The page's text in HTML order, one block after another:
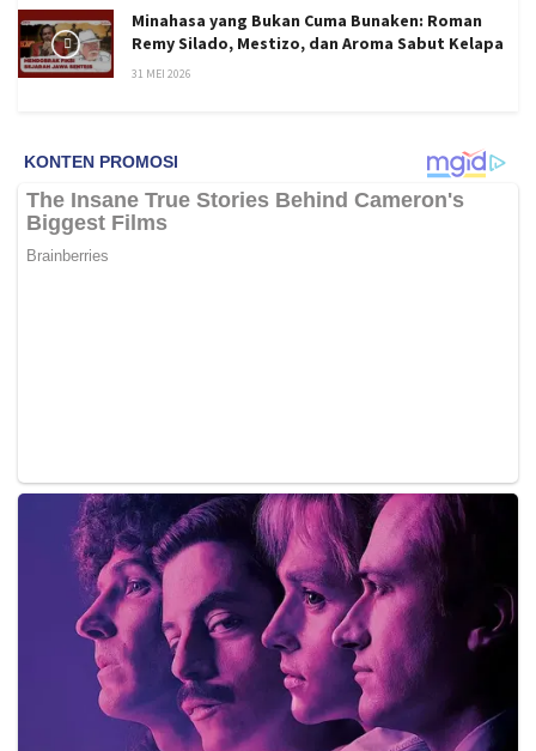
Minahasa yang Bukan Cuma Bunaken: Roman
Remy Silado, Mestizo, dan Aroma Sabut Kelapa
31 MEI 2026